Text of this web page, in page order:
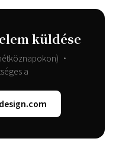
küldése
•
a